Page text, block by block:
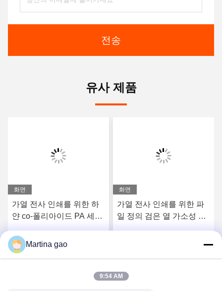
전송
유사 제품
화면
가열 전사 인쇄를 위한 하
얀 co-폴리아이드 PA 세척
최상의 가격을 얻으세요
화면
가열 전사 인쇄를 위한 파
일 정의 검은 열 가소성 폴
Martina gao
9:54 AM